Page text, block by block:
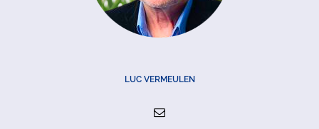
LUC VERMEULEN